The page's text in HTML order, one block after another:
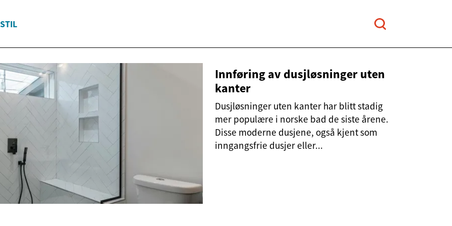
Innføring av dusjløsninger uten
kanter
Dusjløsninger uten kanter har blitt stadig
mer populære i norske bad de siste årene.
Disse moderne dusjene, også kjent som
inngangsfrie dusjer eller...